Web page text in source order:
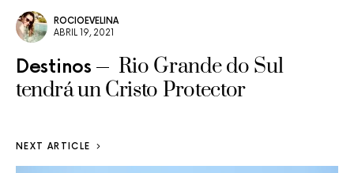
ROCIOEVELINA
ABRIL 19, 2021
Destinos
Rio Grande do Sul
tendrá un Cristo Protector
NEXT ARTICLE